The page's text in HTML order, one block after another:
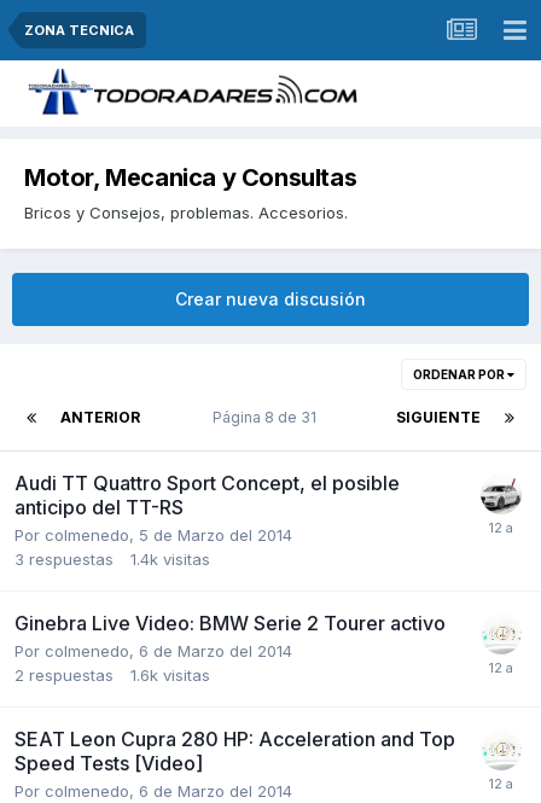
ZONA TECNICA
Motor, Mecanica y Consultas
Bricos y Consejos, problemas. Accesorios.
Crear nueva discusión
ORDENAR POR
ANTERIOR SIGUIENTE
Página 8 de 31
Audi TT Quattro Sport Concept, el posible
anticipo del TT-RS
Por colmenedo, 5 de Marzo del 2014
3 respuestas 1.4k visitas
Ginebra Live Video: BMW Serie 2 Tourer activo
Por colmenedo, 6 de Marzo del 2014
2 respuestas 1.6k visitas
SEAT Leon Cupra 280 HP: Acceleration and Top
Speed Tests [Video]
Por colmenedo, 6 de Marzo del 2014